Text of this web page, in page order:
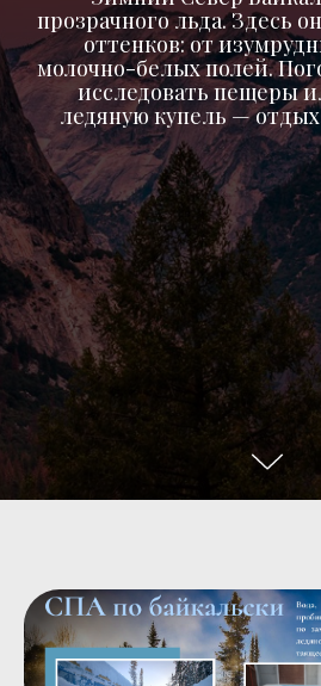
прозрачного льда. Здесь
оттенков: от
молочно-белых полей.
исследовать пещеры
ледяную купель —